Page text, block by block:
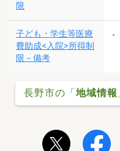
限
子ども・学生等医療
費助成<入院>所得制
限－備考
-
長野市の「地域情報